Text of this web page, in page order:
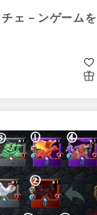
ェ－ンゲーム